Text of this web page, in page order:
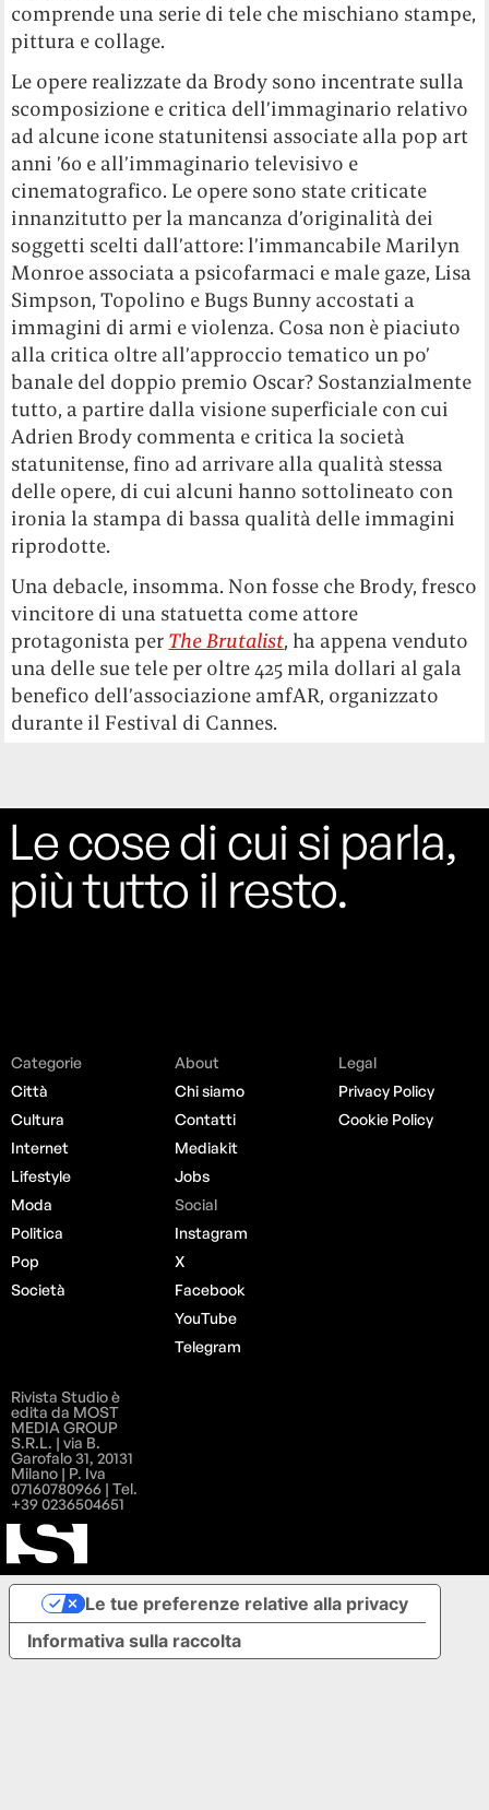
comprende una serie di tele che mischiano stampe,
pittura e collage.
Le opere realizzate da Brody sono incentrate sulla
scomposizione e critica dell’immaginario relativo
ad alcune icone statunitensi associate alla pop art
anni ’60 e all’immaginario televisivo e
cinematografico. Le opere sono state criticate
innanzitutto per la mancanza d’originalità dei
soggetti scelti dall’attore: l’immancabile Marilyn
Monroe associata a psicofarmaci e male gaze, Lisa
Simpson, Topolino e Bugs Bunny accostati a
immagini di armi e violenza. Cosa non è piaciuto
alla critica oltre all’approccio tematico un po’
banale del doppio premio Oscar? Sostanzialmente
tutto, a partire dalla visione superficiale con cui
Adrien Brody commenta e critica la società
statunitense, fino ad arrivare alla qualità stessa
delle opere, di cui alcuni hanno sottolineato con
ironia la stampa di bassa qualità delle immagini
riprodotte.
Una debacle, insomma. Non fosse che Brody, fresco
vincitore di una statuetta come attore
protagonista per The Brutalist, ha appena venduto
una delle sue tele per oltre 425 mila dollari al gala
benefico dell’associazione amfAR, organizzato
durante il Festival di Cannes.
Le cose di cui si parla,
più tutto il resto.
Categorie
Città
Cultura
Internet
Lifestyle
Moda
Politica
Pop
Società
About
Chi siamo
Contatti
Mediakit
Jobs
Social
Instagram
X
Facebook
YouTube
Telegram
Legal
Privacy Policy
Cookie Policy
Rivista Studio è
edita da MOST
MEDIA GROUP
S.R.L. | via B.
Garofalo 31, 20131
Milano | P. Iva
07160780966 | Tel.
+39 0236504651
Informativa sulla raccolta
Le tue preferenze relative alla privacy